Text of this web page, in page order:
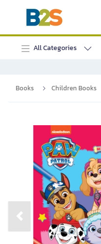
All Categories
Books Children Books
Previous slide